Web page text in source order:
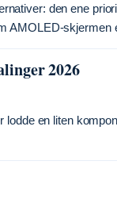
den ene
AMOLED-
2026
en liten